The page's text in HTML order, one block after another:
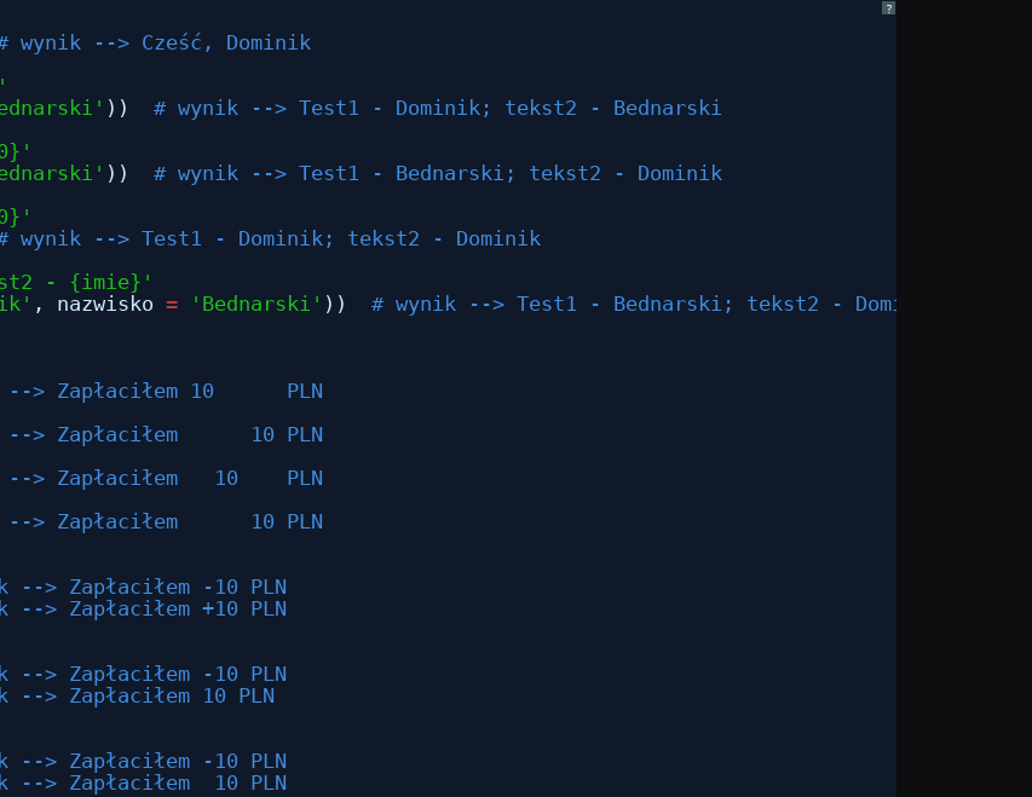
?
wynik --> Cześć, Dominik
)) # wynik --> Test1 - Dominik; tekst2 - Bednarski
)) # wynik --> Test1 - Bednarski; tekst2 - Dominik
wynik --> Test1 - Dominik; tekst2 - Dominik
- {imie}'
, nazwisko = 'Bednarski' )) # wynik --> Test1 - Bednarski; tekst2 - Dominik
> Zapłaciłem 10      PLN
> Zapłaciłem      10 PLN
> Zapłaciłem   10    PLN
> Zapłaciłem      10 PLN
--> Zapłaciłem -10 PLN
--> Zapłaciłem +10 PLN
--> Zapłaciłem -10 PLN
--> Zapłaciłem 10 PLN
--> Zapłaciłem -10 PLN
--> Zapłaciłem  10 PLN